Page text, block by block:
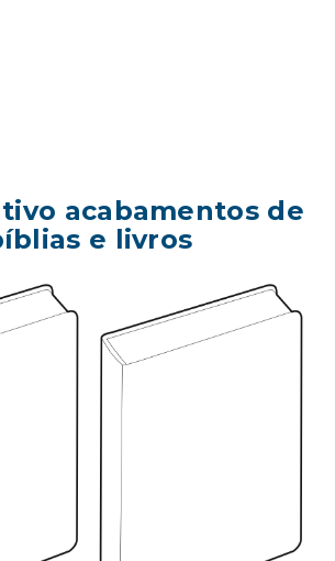
acabamentos de
e livros